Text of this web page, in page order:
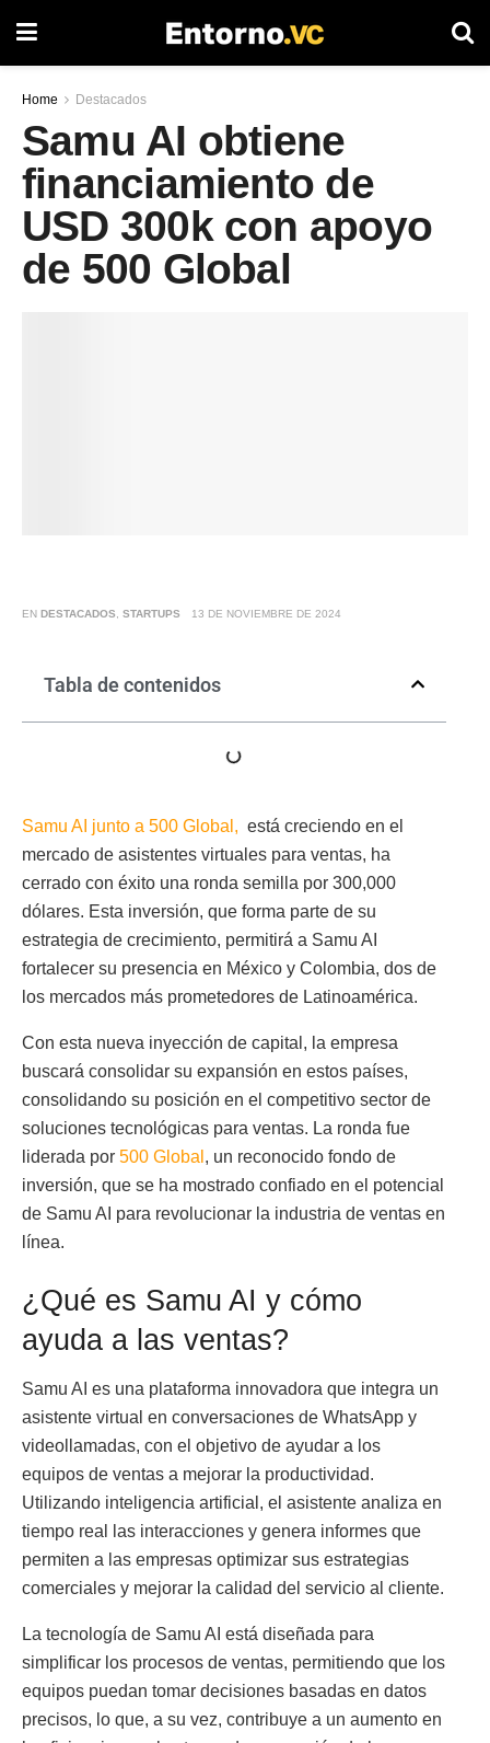
Home Destacados
Samu AI obtiene
financiamiento de
USD 300k con apoyo
de 500 Global
EN DESTACADOS STARTUPS 13 DE NOVIEMBRE DE 2024
Tabla de contenidos
Samu AI junto a 500 Global, está creciendo en el
mercado de asistentes virtuales para ventas, ha
cerrado con éxito una ronda semilla por 300,000
dólares. Esta inversión, que forma parte de su
estrategia de crecimiento, permitirá a Samu AI
fortalecer su presencia en México y Colombia, dos de
los mercados más prometedores de Latinoamérica.
Con esta nueva inyección de capital, la empresa
buscará consolidar su expansión en estos países,
consolidando su posición en el competitivo sector de
soluciones tecnológicas para ventas. La ronda fue
liderada por 500 Global , un reconocido fondo de
inversión, que se ha mostrado confiado en el potencial
de Samu AI para revolucionar la industria de ventas en
línea.
¿Qué es Samu AI y cómo
ayuda a las ventas?
Samu AI es una plataforma innovadora que integra un
asistente virtual en conversaciones de WhatsApp y
videollamadas, con el objetivo de ayudar a los
equipos de ventas a mejorar la productividad.
Utilizando inteligencia artificial, el asistente analiza en
tiempo real las interacciones y genera informes que
permiten a las empresas optimizar sus estrategias
comerciales y mejorar la calidad del servicio al cliente.
La tecnología de Samu AI está diseñada para
simplificar los procesos de ventas, permitiendo que los
equipos puedan tomar decisiones basadas en datos
precisos, lo que, a su vez, contribuye a un aumento en